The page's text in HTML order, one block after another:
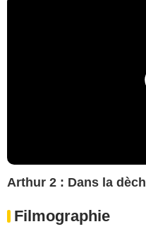
Arthur 2 : Dans la
Filmographie